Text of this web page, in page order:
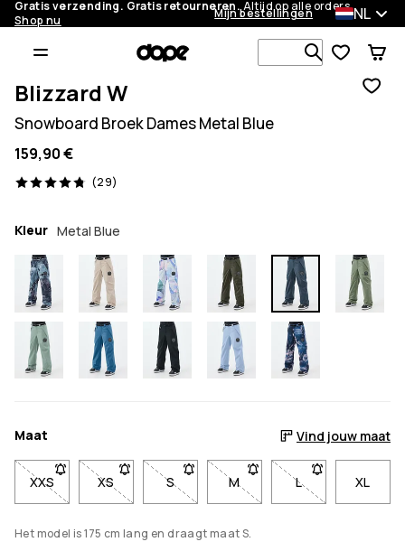
Gratis verzending. Gratis retourneren.Altijd op alle orders.
Shop nu
Mijn bestellingen NL
Zoek in 1
Blizzard W
Snowboard Broek Dames Metal Blue
159,90 €
(29)
29 beoordelingen, 4.8/5
Kleur Metal Blue
Maat Vind jouw maat
XXS- Maat XXS niet beschikbaar. Klik om op de hoogte te
XS- Maat XS niet beschikbaar. Klik om op de
S- Maat S niet beschikbaar. Klik om op
M- Maat M niet beschikbaar.
L- Maat L niet
XL
Het model is 175 cm lang en draagt maat S.